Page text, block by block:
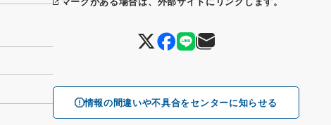
情報の間違いや不具合をセンターに知らせる